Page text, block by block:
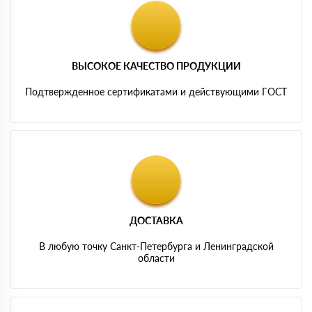
ВЫСОКОЕ КАЧЕСТВО ПРОДУКЦИИ
Подтвержденное сертификатами и действующими ГОСТ
ДОСТАВКА
В любую точку Санкт-Петербурга и Ленинградской
области